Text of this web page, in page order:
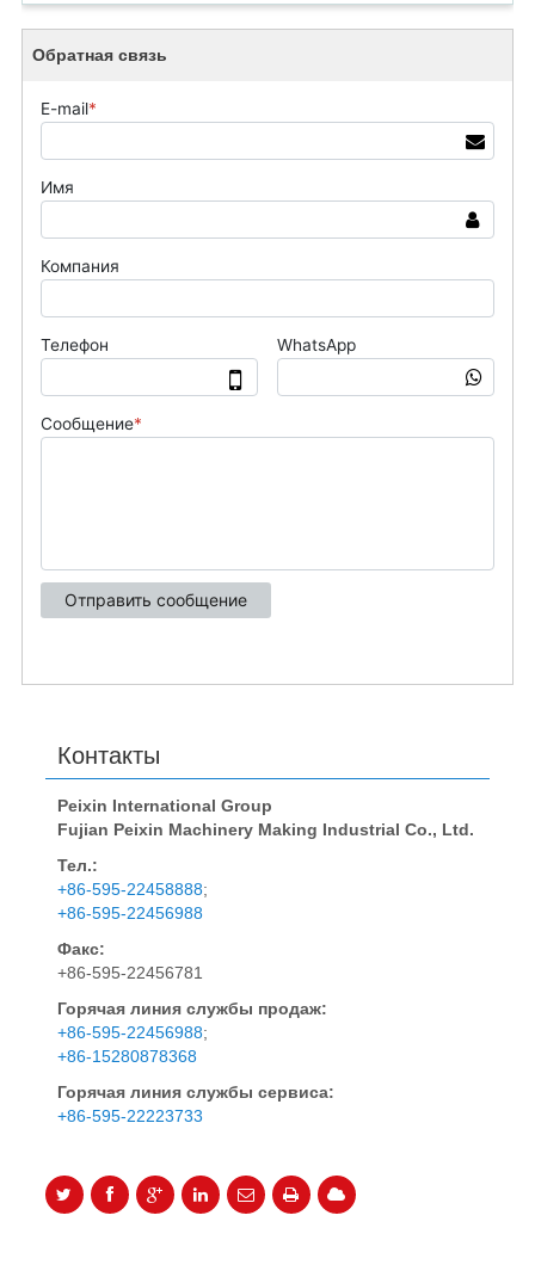
Обратная связь
Контакты
Peixin International Group
Fujian Peixin Machinery Making Industrial Co., Ltd.
Тел.:
+86-595-22458888;
+86-595-22456988
Факс:
+86-595-22456781
Горячая линия службы продаж:
+86-595-22456988;
+86-15280878368
Горячая линия службы сервиса:
+86-595-22223733